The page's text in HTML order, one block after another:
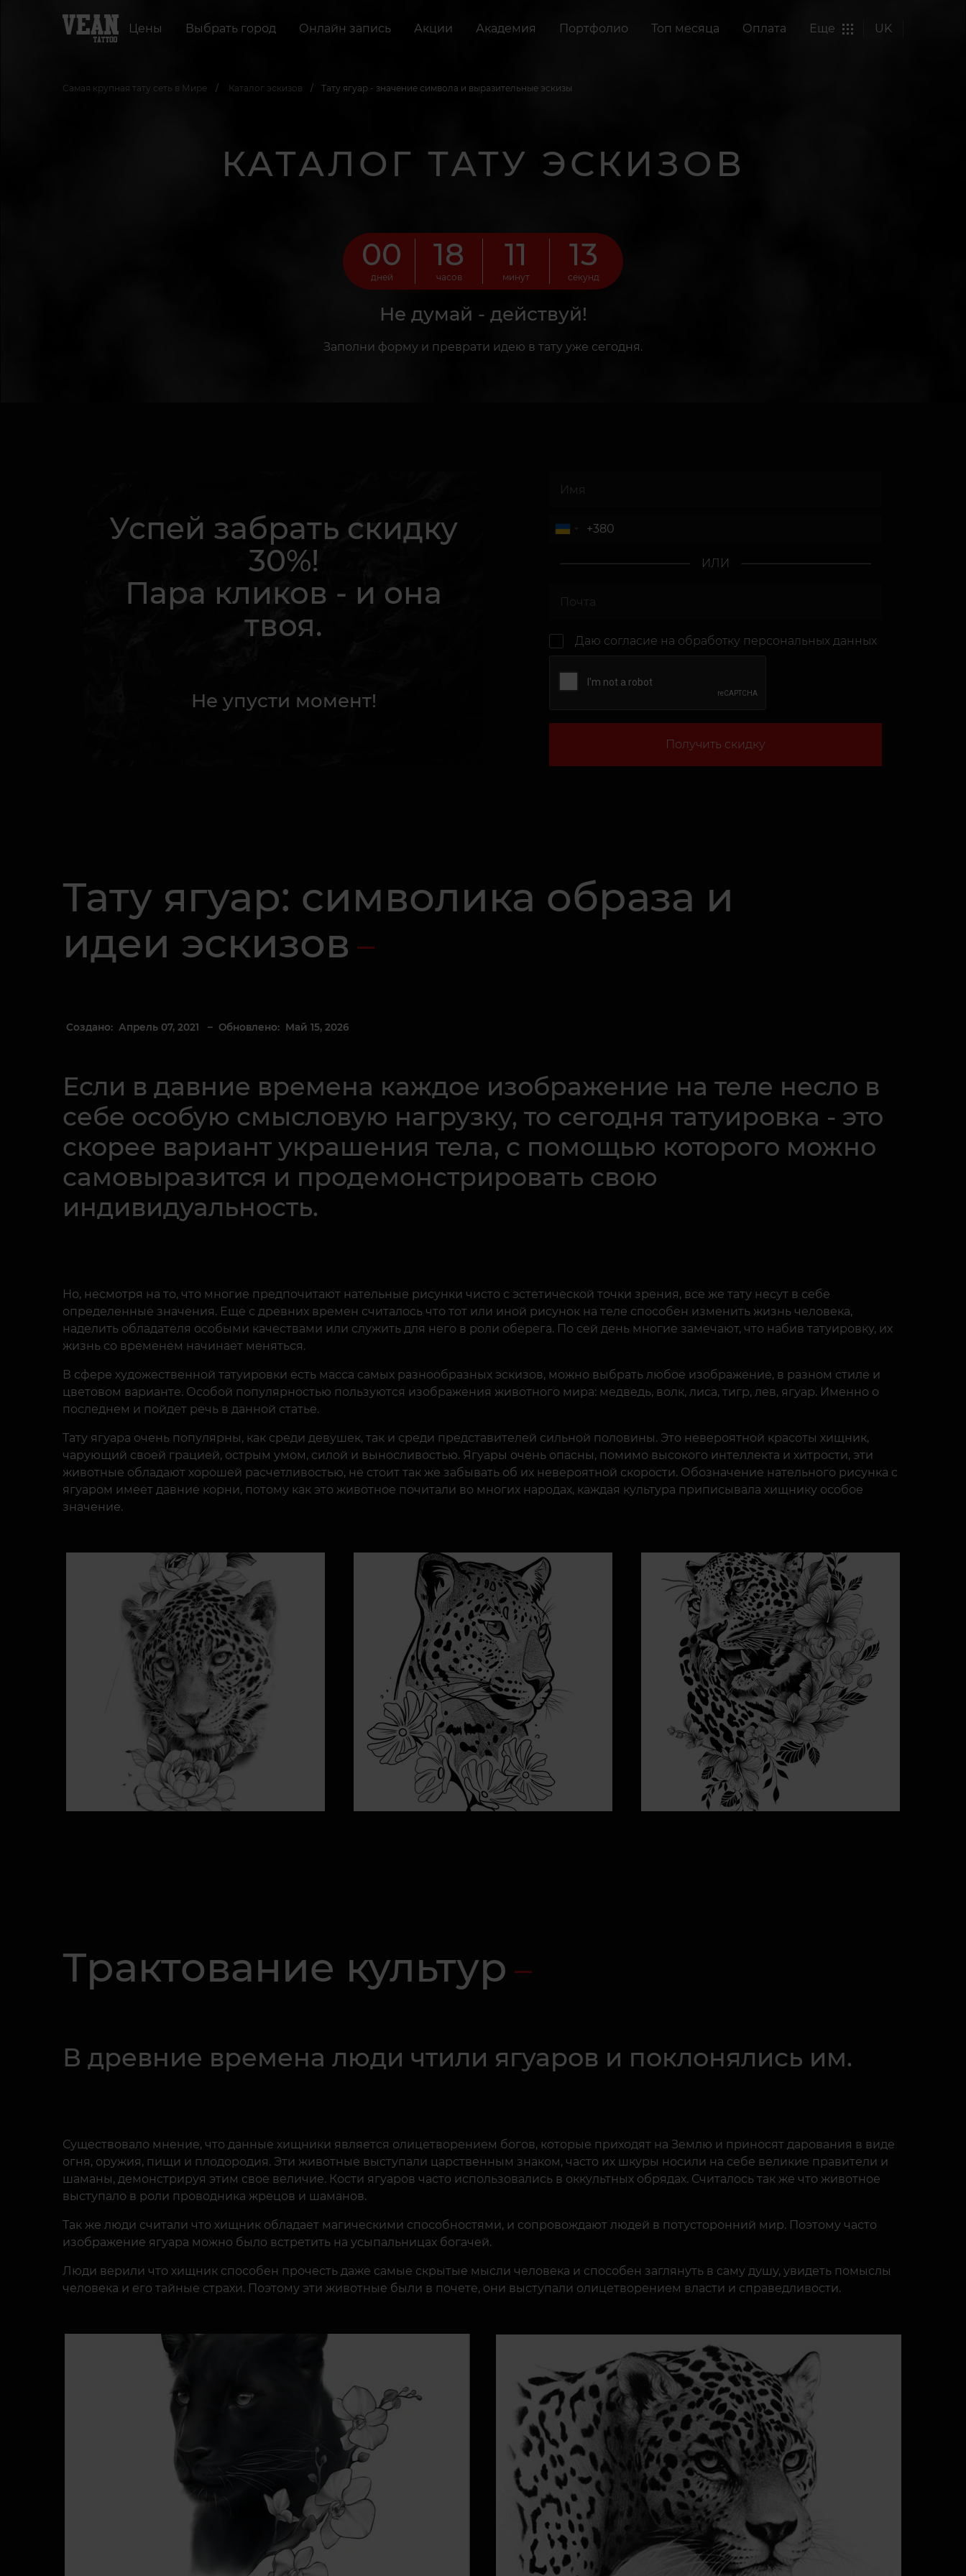
Цены Выбрать город Онлайн запись Акции Академия Портфолио Топ месяца Оплата Еще UK
Самая крупная тату сеть в Мире Каталог эскизов Тату ягуар - значение символа и выразительные эскизы
КАТАЛОГ ТАТУ ЭСКИЗОВ
00
дней
18
часов
11
минут
13
секунд
Не думай - действуй!
Заполни форму и преврати идею в тату уже сегодня.
Успей забрать скидку
30%!
Пара кликов - и она
твоя.
Не упусти момент!
ИЛИ
Даю согласие на обработку персональных данных
Получить скидку
Тату ягуар: символика образа и
идеи эскизов
Создано: Апрель 07, 2021 – Обновлено: Май 15, 2026
Если в давние времена каждое изображение на теле несло в
себе особую смысловую нагрузку, то сегодня татуировка - это
скорее вариант украшения тела, с помощью которого можно
самовыразится и продемонстрировать свою
индивидуальность.
Но, несмотря на то, что многие предпочитают нательные рисунки чисто с эстетической точки зрения, все же тату несут в себе
определенные значения. Еще с древних времен считалось что тот или иной рисунок на теле способен изменить жизнь человека,
наделить обладателя особыми качествами или служить для него в роли оберега. По сей день многие замечают, что набив татуировку, их
жизнь со временем начинает меняться.
В сфере художественной татуировки есть масса самых разнообразных эскизов, можно выбрать любое изображение, в разном стиле и
цветовом варианте. Особой популярностью пользуются изображения животного мира: медведь, волк, лиса, тигр, лев, ягуар. Именно о
последнем и пойдет речь в данной статье.
Тату ягуара очень популярны, как среди девушек, так и среди представителей сильной половины. Это невероятной красоты хищник,
чарующий своей грацией, острым умом, силой и выносливостью. Ягуары очень опасны, помимо высокого интеллекта и хитрости, эти
животные обладают хорошей расчетливостью, не стоит так же забывать об их невероятной скорости. Обозначение нательного рисунка с
ягуаром имеет давние корни, потому как это животное почитали во многих народах, каждая культура приписывала хищнику особое
значение.
Трактование культур
В древние времена люди чтили ягуаров и поклонялись им.
Существовало мнение, что данные хищники является олицетворением богов, которые приходят на Землю и приносят дарования в виде
огня, оружия, пищи и плодородия. Эти животные выступали царственным знаком, часто их шкуры носили на себе великие правители и
шаманы, демонстрируя этим свое величие. Кости ягуаров часто использовались в оккультных обрядах. Считалось так же что животное
выступало в роли проводника жрецов и шаманов.
Так же люди считали что хищник обладает магическими способностями, и сопровождают людей в потусторонний мир. Поэтому часто
изображение ягуара можно было встретить на усыпальницах богачей.
Люди верили что хищник способен прочесть даже самые скрытые мысли человека и способен заглянуть в саму душу, увидеть помыслы
человека и его тайные страхи. Поэтому эти животные были в почете, они выступали олицетворением власти и справедливости.